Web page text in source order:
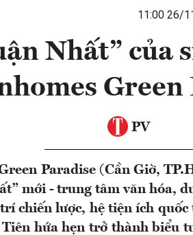
11:00 26/
Nhất” của
Green
PV
Paradise (Cần Giờ,
mới - trung tâm văn hóa,
chiến lược, hệ tiện ích
hứa hẹn trở thành biểu